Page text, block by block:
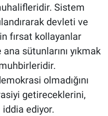
Sistem
devleti ve
fırsat kollayanlar
sütunlarını yıkmak
olmadığını
getireceklerini,
iddia ediyor.